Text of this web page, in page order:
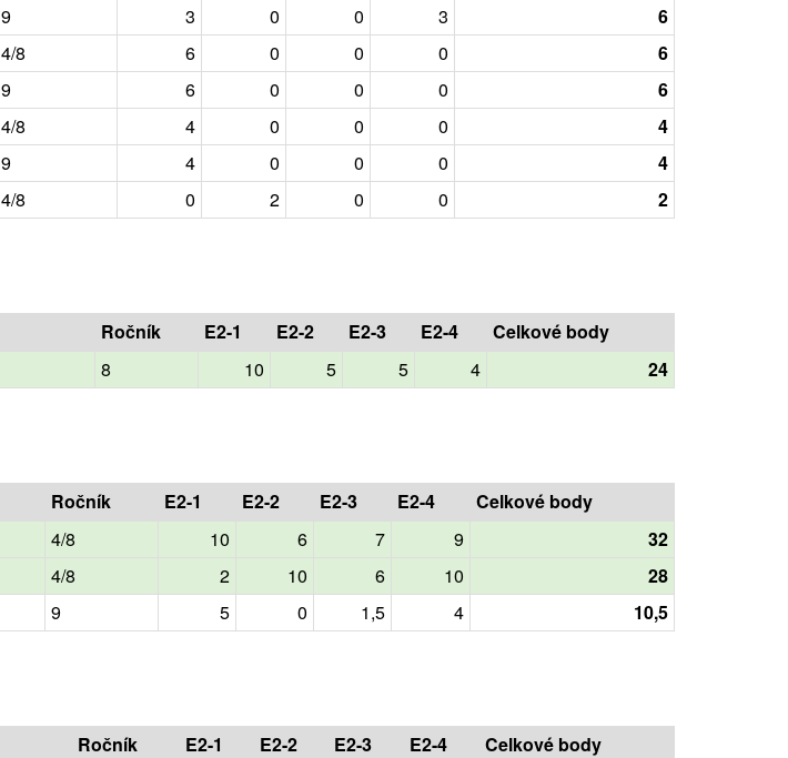
9 3 0 0 3
6
4/8 6 0 0 0
6
9 6 0 0 0
6
4/8 4 0 0 0
4
9 4 0 0 0
4
4/8 0 2 0 0 2
Ročník E2-1 E2-2 E2-3 E2-4
Celkové body
8 10 5 5 4 24
Ročník E2-1 E2-2 E2-3 E2-4
Celkové body
4/8 10 6 7 9
32
4/8 2 10 6 10
28
9 5 0 1,5 4 10,5
Ročník E2-1 E2-2 E2-3 E2-4
Celkové body